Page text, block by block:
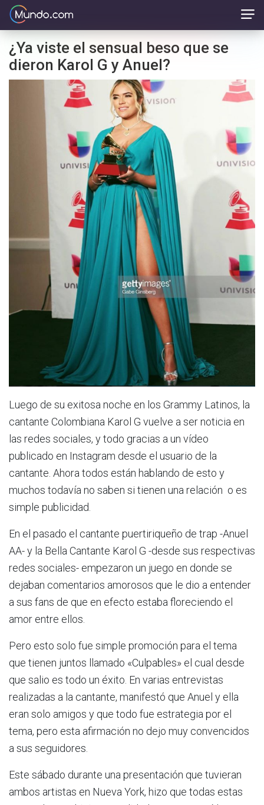
¿Ya viste el sensual beso que se
dieron Karol G y Anuel?
Luego de su exitosa noche en los Grammy Latinos, la
cantante Colombiana Karol G vuelve a ser noticia en
las redes sociales, y todo gracias a un vídeo
publicado en Instagram desde el usuario de la
cantante. Ahora todos están hablando de esto y
muchos todavía no saben si tienen una relación o es
simple publicidad.
En el pasado el cantante puertiriqueño de trap -Anuel
AA- y la Bella Cantante Karol G -desde sus respectivas
redes sociales- empezaron un juego en donde se
dejaban comentarios amorosos que le dio a entender
a sus fans de que en efecto estaba floreciendo el
amor entre ellos.
Pero esto solo fue simple promoción para el tema
que tienen juntos llamado «Culpables» el cual desde
que salio es todo un éxito. En varias entrevistas
realizadas a la cantante, manifestó que Anuel y ella
eran solo amigos y que todo fue estrategia por el
tema, pero esta afirmación no dejo muy convencidos
a sus seguidores.
Este sábado durante una presentación que tuvieran
ambos artistas en Nueva York, hizo que todas estas